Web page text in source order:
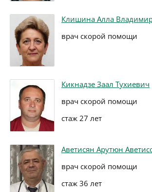
Клишина Алла
врач скорой помощи
Кикнадзе Заал Тухиевич
врач скорой помощи
стаж 27 лет
Аветисян Арутюн
врач скорой помощи
стаж 36 лет